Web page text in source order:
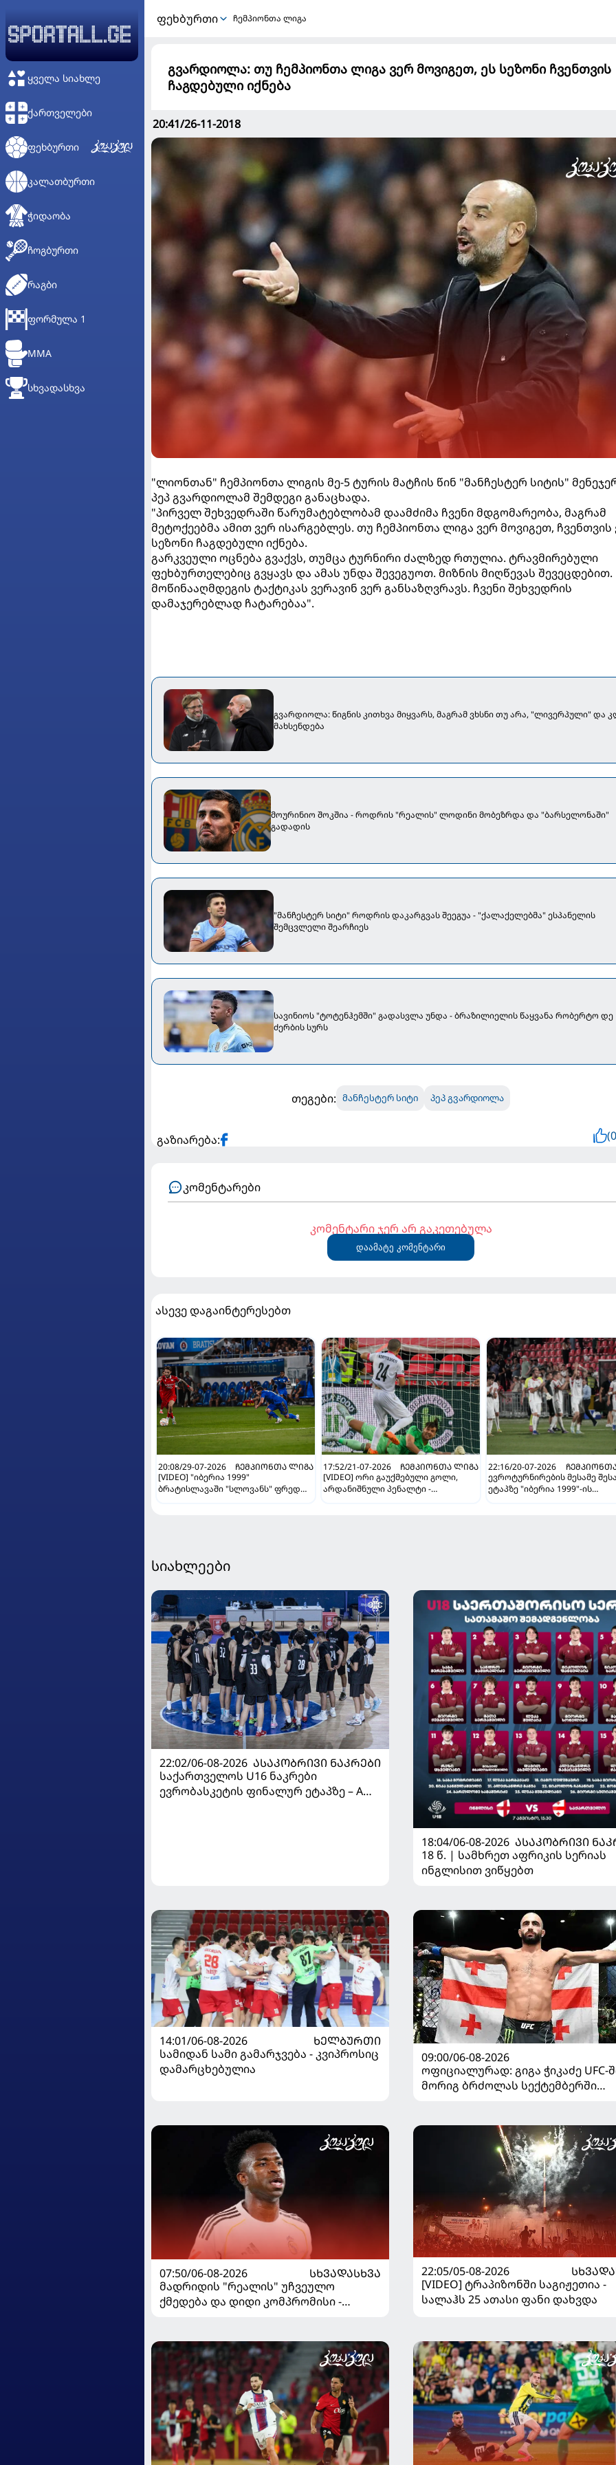
ᲧᲕᲔᲚᲐ ᲡᲘᲐᲮᲚᲔ
ᲥᲐᲠᲗᲕᲔᲚᲔᲑᲘ
ᲤᲔᲮᲑᲣᲠᲗᲘ
ᲙᲐᲚᲐᲗᲑᲣᲠᲗᲘ
ᲭᲘᲓᲐᲝᲑᲐ
ᲩᲝᲒᲑᲣᲠᲗᲘ
ᲠᲐᲒᲑᲘ
ᲤᲝᲠᲛᲣᲚᲐ 1
MMA
ᲡᲮᲕᲐᲓᲐᲡᲮᲕᲐ
ᲤᲔᲮᲑᲣᲠᲗᲘ ჩემპიონთა ლიგა
გვარდიოლა: თუ ჩემპიონთა ლიგა ვერ მოვიგეთ, ეს სეზონი ჩვენთვის
ჩაგდებული იქნება
20:41/26-11-2018
"ლიონთან" ჩემპიონთა ლიგის მე-5 ტურის მატჩის წინ "მანჩესტერ სიტის"
პეპ გვარდიოლამ შემდეგი განაცხადა.
"პირველ შეხვედრაში წარუმატებლობამ დაამძიმა ჩვენი მდგომარეობა, მაგრამ
მეტოქეებმა ამით ვერ ისარგებლეს. თუ ჩემპიონთა ლიგა ვერ მოვიგეთ, ჩვენთვის
სეზონი ჩაგდებული იქნება.
გარკვეული ოცნება გვაქვს, თუმცა ტურნირი ძალზედ რთულია. ტრავმირებული
ფეხბურთელებიც გვყავს და ამას უნდა შევეგუოთ. მიზნის მიღწევას შევეცდებით.
მოწინააღმდეგის ტაქტიკას ვერავინ ვერ განსაზღვრავს. ჩვენი შეხვედრის
დამაჯერებლად ჩატარებაა".
გვარდიოლა: წიგნის კითხვა მიყვარს, მაგრამ ვხსნი თუ არა, "ლივერპული" და
მახსენდება
მოურინიო შოკშია - როდრის "რეალის" ლოდინი მობეზრდა და "ბარსელონაში"
გადადის
"მანჩესტერ სიტი" როდრის დაკარგვას შეეგუა - "ქალაქელებმა" ესპანელის
შემცვლელი შეარჩიეს
სავინიოს "ტოტენჰემში" გადასვლა უნდა - ბრაზილიელის წაყვანა რობერტო დე
ძერბის სურს
თეგები: მანჩესტერ სიტი პეპ გვარდიოლა
გაზიარება:
კომენტარები
კომენტარი ჯერ არ გაკეთებულა
დაამატე კომენტარი
ასევე დაგაინტერესებთ
20:08/29-07-2026
ᲩᲔᲛᲞᲘᲝᲜᲗᲐ ᲚᲘᲒᲐ
[VIDEO] "იბერია 1999"
ბრატისლავაში "სლოვანს" ფრედ
17:52/21-07-2026
ᲩᲔᲛᲞᲘᲝᲜᲗᲐ ᲚᲘᲒᲐ
[VIDEO] ორი გაუქმებული გოლი,
არდანიშნული პენალტი -
22:16/20-07-2026
ევროტურნირების მესამე
ეტაპზე "იბერია 1999"-ის
სიახლეები
22:02/06-08-2026 ᲐᲡᲐᲙᲝᲑᲠᲘᲕᲘ ᲜᲐᲙᲠᲔᲑᲘ
საქართველოს U16 ნაკრები
ევრობასკეტის ფინალურ ეტაპზე – A
18:04/06-08-2026 ᲐᲡᲐᲙᲝᲑᲠᲘᲕᲘ
18 წ. | სამხრეთ აფრიკის სერიას
ინგლისით ვიწყებთ
14:01/06-08-2026
ᲮᲔᲚᲑᲣᲠᲗᲘ
სამიდან სამი გამარჯვება - კვიპროსიც
დამარცხებულია
09:00/06-08-2026
ოფიციალურად: გიგა ჭიკაძე UFC-
მორიგ ბრძოლას სექტემბერში
07:50/06-08-2026
ᲡᲮᲕᲐᲓᲐᲡᲮᲕᲐ
მადრიდის "რეალის" უჩვეულო
ქმედება და დიდი კომპრომისი -
22:05/05-08-2026
[VIDEO] ტრაპიზონში საგიჟეთია -
სალაჰს 25 ათასი ფანი დახვდა